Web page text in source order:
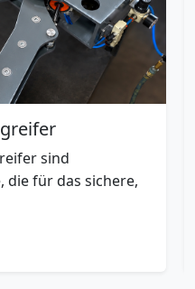
sind
die für das sichere,